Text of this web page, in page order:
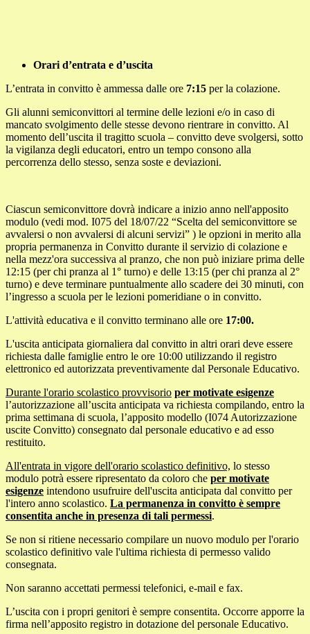
Orari d’entrata e d’uscita
L’entrata in convitto è ammessa dalle ore 7:15 per la colazione.
Gli alunni semiconvittori al termine delle lezioni e/o in caso di
mancato svolgimento delle stesse devono rientrare in convitto. Al
momento dell’uscita il tragitto scuola – convitto deve svolgersi, sotto
la vigilanza degli educatori, entro un tempo consono alla
percorrenza dello stesso, senza soste e deviazioni.
Ciascun semiconvittore dovrà indicare a inizio anno nell'apposito
modulo (vedi mod. I075 del 18/07/22 “Scelta del semiconvittore se
avvalersi o non avvalersi di alcuni servizi” ) le opzioni in merito alla
propria permanenza in Convitto durante il servizio di colazione e
nella mezz'ora successiva al pranzo, che non può iniziare prima delle
12:15 (per chi pranza al 1° turno) e delle 13:15 (per chi pranza al 2°
turno) e deve terminare puntualmente allo scadere dei 30 minuti, con
l’ingresso a scuola per le lezioni pomeridiane o in convitto.
L'attività educativa e il convitto terminano alle ore 17:00.
L'uscita anticipata giornaliera dal convitto in altri orari deve essere
richiesta dalle famiglie entro le ore 10:00 utilizzando il registro
elettronico ed autorizzata preventivamente dal Personale Educativo.
Durante l'orario scolastico provvisorio per motivate esigenze
l’autorizzazione all’uscita anticipata va richiesta compilando, entro la
prima settimana di scuola, l’apposito modello (I074 Autorizzazione
uscite Convitto) consegnato dal personale educativo e ad esso
restituito.
All'entrata in vigore dell'orario scolastico definitivo, lo stesso
modulo potrà essere ripresentato da coloro che per motivate
esigenze intendono usufruire dell'uscita anticipata dal convitto per
l'intero anno scolastico. La permanenza in convitto è sempre
consentita anche in presenza di tali permessi.
Se non si ritiene necessario compilare un nuovo modulo per l'orario
scolastico definitivo vale l'ultima richiesta di permesso valido
consegnata.
Non saranno accettati permessi telefonici, e-mail e fax.
L’uscita con i propri genitori è sempre consentita. Occorre apporre la
firma nell’apposito registro in dotazione del personale Educativo.